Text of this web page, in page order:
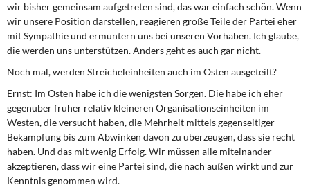
wir bisher gemeinsam aufgetreten sind, das war einfach schön. Wenn
wir unsere Position darstellen, reagieren große Teile der Partei eher
mit Sympathie und ermuntern uns bei unseren Vorhaben. Ich glaube,
die werden uns unterstützen. Anders geht es auch gar nicht.
Noch mal, werden Streicheleinheiten auch im Osten ausgeteilt?
Ernst: Im Osten habe ich die wenigsten Sorgen. Die habe ich eher
gegenüber früher relativ kleineren Organisationseinheiten im
Westen, die versucht haben, die Mehrheit mittels gegenseitiger
Bekämpfung bis zum Abwinken davon zu überzeugen, dass sie recht
haben. Und das mit wenig Erfolg. Wir müssen alle miteinander
akzeptieren, dass wir eine Partei sind, die nach außen wirkt und zur
Kenntnis genommen wird.